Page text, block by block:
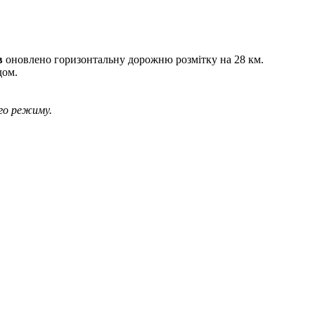
оновлено горизонтальну дорожню розмітку на 28 км.
режиму.